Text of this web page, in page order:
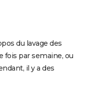
du lavage des
fois par semaine, ou
il y a des